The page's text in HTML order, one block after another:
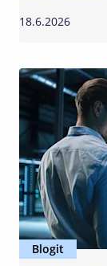
18.6.2026
Blogit